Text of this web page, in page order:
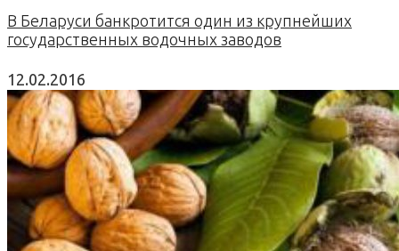
В Беларуси банкротится один из крупнейших
государственных водочных заводов
12.02.2016